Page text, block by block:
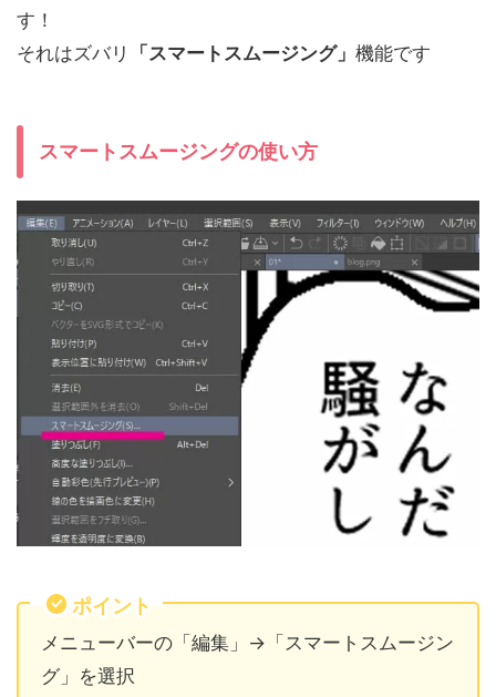
す！
それはズバリ
「スマートスムージング」 機能です
スマートスムージングの使い方
ポイント
メニューバーの「編集」→「スマートスムージン
グ」を選択